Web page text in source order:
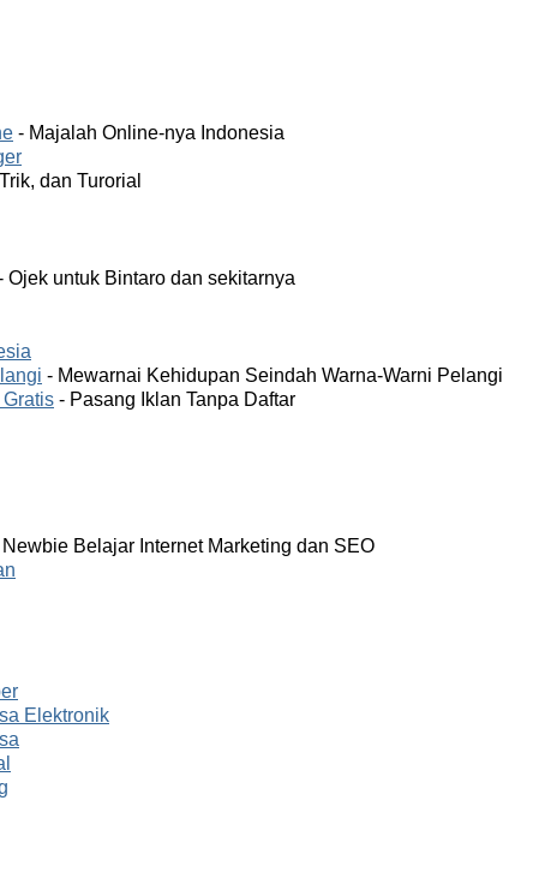
- Majalah Online-nya Indonesia
dan Turorial
Ojek untuk Bintaro dan sekitarnya
- Mewarnai Kehidupan Seindah Warna-Warni Pelangi
- Pasang Iklan Tanpa Daftar
Newbie Belajar Internet Marketing dan SEO
Elektronik